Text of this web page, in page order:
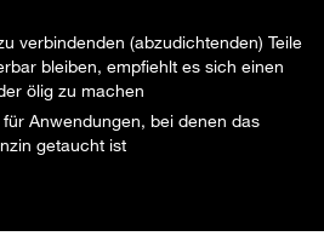
verbindenden (abzudichtenden) Teile
bleiben, empfiehlt es sich einen
ölig zu machen
Anwendungen, bei denen das
getaucht ist